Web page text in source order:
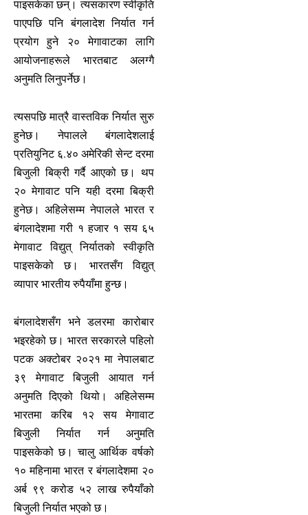
पाइसकेका छन्। त्यसकारण स्वीकृति
पाएपछि पनि बंगलादेश निर्यात गर्न
प्रयोग हुने २० मेगावाटका लागि
आयोजनाहरूले भारतबाट अलग्गै
अनुमति लिनुपर्नेछ।
त्यसपछि मात्रै वास्तविक निर्यात सुरु
हुनेछ। नेपालले बंगलादेशलाई
प्रतियुनिट ६.४० अमेरिकी सेन्ट दरमा
बिजुली बिक्री गर्दै आएको छ। थप
२० मेगावाट पनि यही दरमा बिक्री
हुनेछ। अहिलेसम्म नेपालले भारत र
बंगलादेशमा गरी १ हजार १ सय ६५
मेगावाट विद्युत् निर्यातको स्वीकृति
पाइसकेको छ। भारतसँग विद्युत्
व्यापार भारतीय रुपैयाँमा हुन्छ।
बंगलादेशसँग भने डलरमा कारोबार
भइरहेको छ। भारत सरकारले पहिलो
पटक अक्टोबर २०२१ मा नेपालबाट
३९ मेगावाट बिजुली आयात गर्न
अनुमति दिएको थियो। अहिलेसम्म
भारतमा करिब १२ सय मेगावाट
बिजुली निर्यात गर्न अनुमति
पाइसकेको छ। चालु आर्थिक वर्षको
१० महिनामा भारत र बंगलादेशमा २०
अर्ब ९९ करोड ५२ लाख रुपैयाँको
बिजुली निर्यात भएको छ।